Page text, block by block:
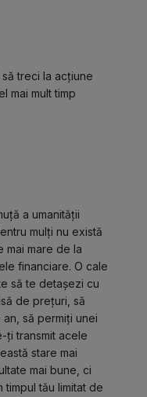
treci la acțiune
mai mult timp
a umanității
mulți nu există
mai mare de la
financiare. O cale
să te detașezi cu
de prețuri, să
să permiți unei
ți transmit acele
stare mai
mai bune, ci
timpul tău limitat de